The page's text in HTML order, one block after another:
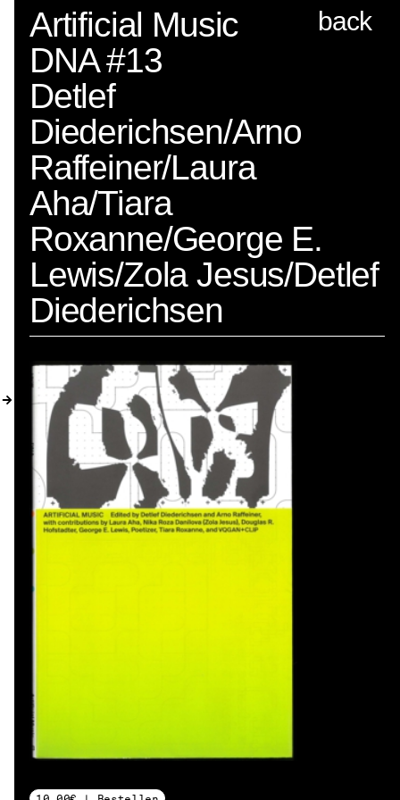
back
Spector
PROFIL
AKTUELLES
INDEX
WARENKORB (0
VERLAGSVORSCHAU
DISTRIBUTION
KONTAKT
KUNDENKONTO
Artificial Music
DNA #13
Detlef
Diederichsen/Arno
Raffeiner/Laura
Aha/Tiara
Roxanne/George E.
Lewis/Zola Jesus/Detlef
Diederichsen